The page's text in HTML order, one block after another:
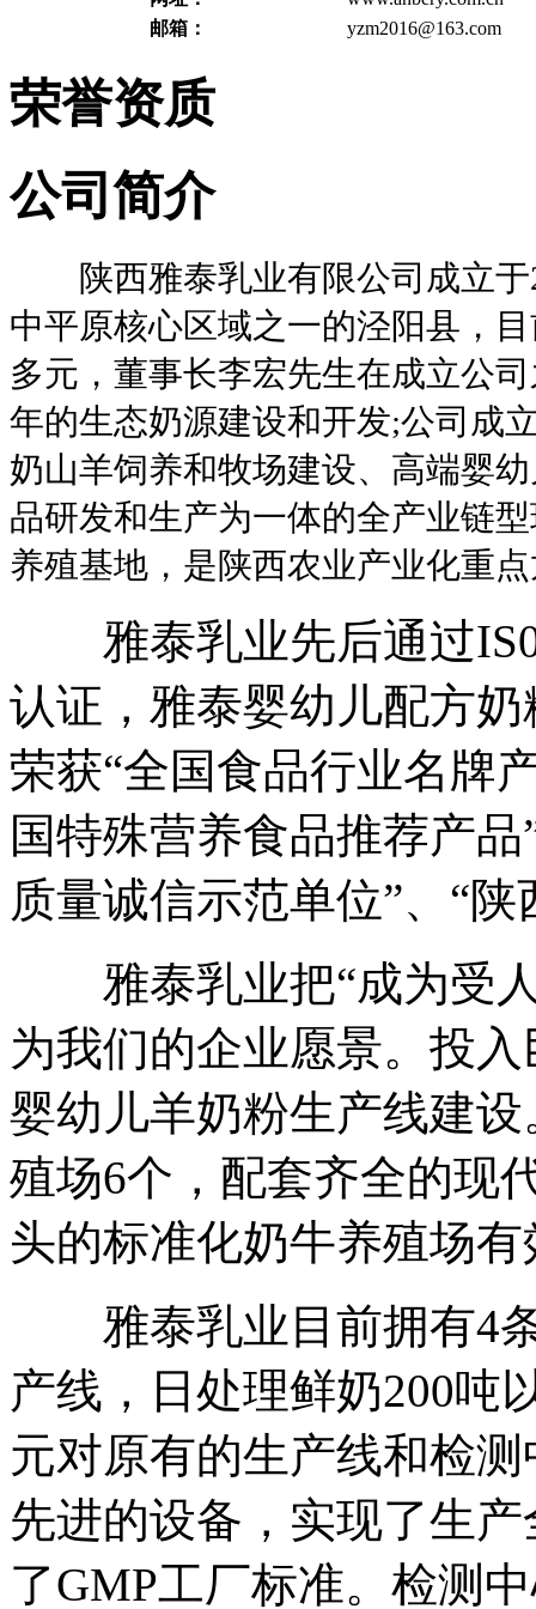
邮箱：
yzm2016@163.com
荣誉资质
公司简介
陕西雅泰乳业有限公司成立
中平原核心区域之一的泾阳县，
多元，董事长李宏先生在成立公
年的生态奶源建设和开发;公司成
奶山羊饲养和牧场建设、高端婴
品研发和生产为一体的全产业链
养殖基地，是陕西农业产业化重
雅泰乳业先后通过
认证，雅泰婴幼儿配方
荣获“全国食品行业名牌
国特殊营养食品推荐产
质量诚信示范单位”、“
雅泰乳业把“成为受人
为我们的企业愿景。投
婴幼儿羊奶粉生产线建
殖场6个，配套齐全的现
头的标准化奶牛养殖场
雅泰乳业目前拥有4条
产线，日处理鲜奶200吨
元对原有的生产线和检
先进的设备，实现了生
了GMP工厂标准。检测